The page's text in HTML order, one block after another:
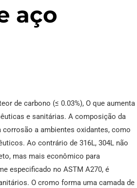
aço
de carbono (≤ 0.03%), O que aumenta
e sanitárias. A composição da
corrosão a ambientes oxidantes, como
Ao contrário de 316L, 304L não
mas mais econômico para
especificado no ASTM A270, é
O cromo forma uma camada de